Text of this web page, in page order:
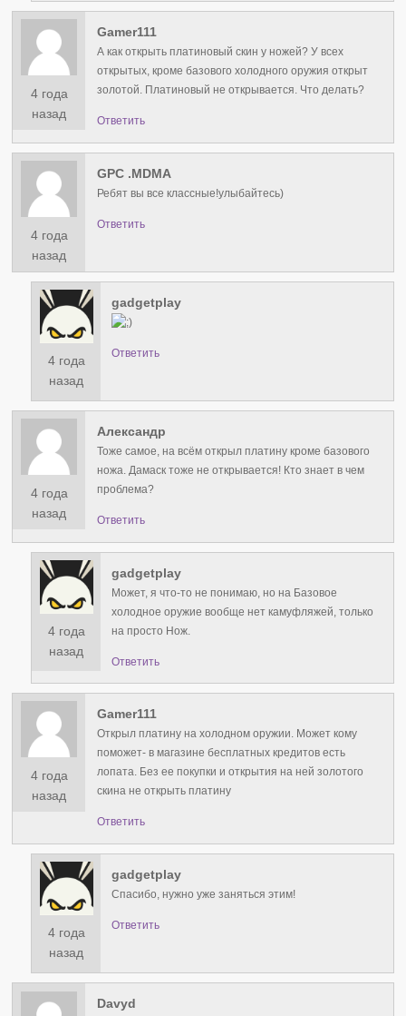
4 года
назад
Gamer111
А как открыть платиновый скин у ножей? У всех
открытых, кроме базового холодного оружия открыт
золотой. Платиновый не открывается. Что делать?
Ответить
4 года
назад
GPC .MDMA
Ребят вы все классные!улыбайтесь)
Ответить
4 года
назад
gadgetplay
Ответить
4 года
назад
Александр
Тоже самое, на всём открыл платину кроме базового
ножа. Дамаск тоже не открывается! Кто знает в чем
проблема?
Ответить
4 года
назад
gadgetplay
Может, я что-то не понимаю, но на Базовое
холодное оружие вообще нет камуфляжей, только
на просто Нож.
Ответить
4 года
назад
Gamer111
Открыл платину на холодном оружии. Может кому
поможет- в магазине бесплатных кредитов есть
лопата. Без ее покупки и открытия на ней золотого
скина не открыть платину
Ответить
4 года
назад
gadgetplay
Спасибо, нужно уже заняться этим!
Ответить
Davyd